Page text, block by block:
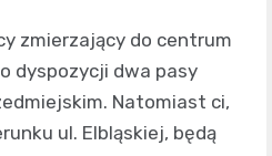
zmierzający do centrum
dyspozycji dwa pasy
Natomiast ci,
ul. Elbląskiej, będą